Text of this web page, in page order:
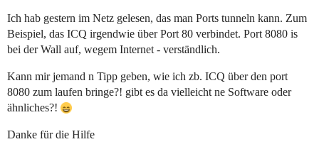
Ich hab gestern im Netz gelesen, das man Ports tunneln kann. Zum
Beispiel, das ICQ irgendwie über Port 80 verbindet. Port 8080 is
bei der Wall auf, wegem Internet - verständlich.
Kann mir jemand n Tipp geben, wie ich zb. ICQ über den port
8080 zum laufen bringe?! gibt es da vielleicht ne Software oder
ähnliches?!
Danke für die Hilfe